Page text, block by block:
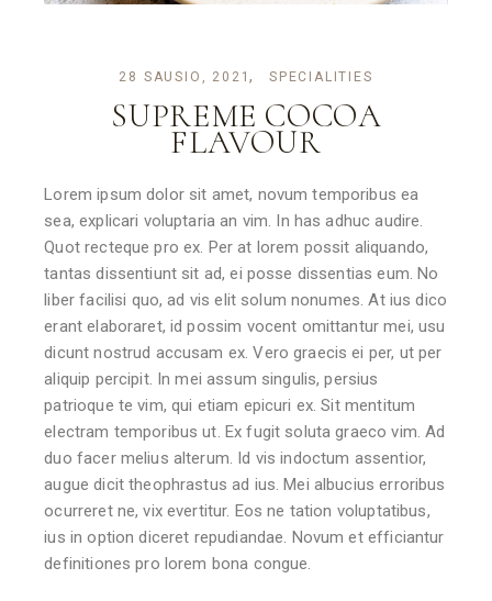
28 SAUSIO, 2021 SPECIALITIES
SUPREME COCOA
FLAVOUR
Lorem ipsum dolor sit amet, novum temporibus ea
sea, explicari voluptaria an vim. In has adhuc audire.
Quot recteque pro ex. Per at lorem possit aliquando,
tantas dissentiunt sit ad, ei posse dissentias eum. No
liber facilisi quo, ad vis elit solum nonumes. At ius dico
erant elaboraret, id possim vocent omittantur mei, usu
dicunt nostrud accusam ex. Vero graecis ei per, ut per
aliquip percipit. In mei assum singulis, persius
patrioque te vim, qui etiam epicuri ex. Sit mentitum
electram temporibus ut. Ex fugit soluta graeco vim. Ad
duo facer melius alterum. Id vis indoctum assentior,
augue dicit theophrastus ad ius. Mei albucius erroribus
ocurreret ne, vix evertitur. Eos ne tation voluptatibus,
ius in option diceret repudiandae. Novum et efficiantur
definitiones pro lorem bona congue.